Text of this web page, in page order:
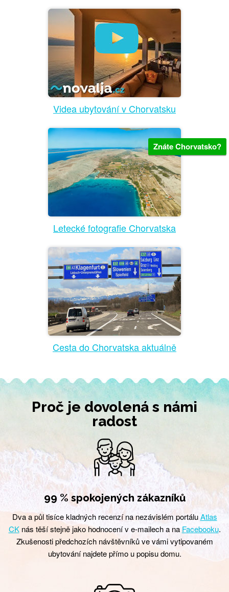
Videa ubytování v Chorvatsku
Znáte Chorvatsko?
Letecké fotografie Chorvatska
Cesta do Chorvatska aktuálně
Proč je dovolená s námi
radost
99 % spokojených zákazníků
Dva a půl tisíce kladných recenzí na nezávislém portáluAtlas
CKnás těší stejně jako hodnocení v e-mailech a na Facebooku.
Zkušenosti předchozích návštěvníků ve vámi vytipovaném
ubytování najdete přímo u popisu domu.